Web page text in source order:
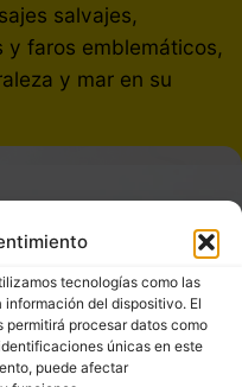
tecnologías como las
del dispositivo. El
procesar datos como
únicas en este
puede afectar
salvajes,
y faros emblemáticos,
y mar en su